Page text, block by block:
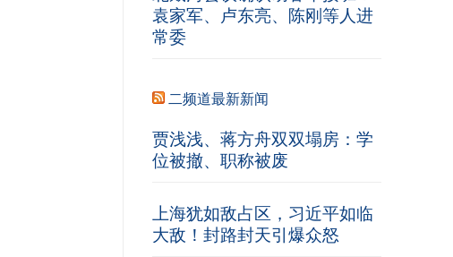
袁家军、卢东亮、陈刚等人进
常委
二频道最新新闻
贾浅浅、蒋方舟双双塌房：学
位被撤、职称被废
上海犹如敌占区，习近平如临
大敌！封路封天引爆众怒